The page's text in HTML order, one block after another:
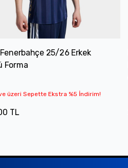
25/26 Erkek
Forma
üzeri Sepette Ekstra %5 İndirim!
TL